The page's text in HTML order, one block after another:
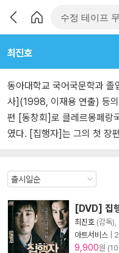
최진호
동아대학교 국어국문학과
사](1998, 이재용 연출) 등
편 [동창회]로 클레르몽페랑
였다. [집행자]는 그의 첫 장
[DVD] 집
최진호 (감독),
아트서비스
9,900원